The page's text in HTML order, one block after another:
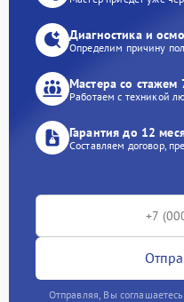
Диагностика и
Определим причину
Мастера со стажем
Работаем с техникой
Гарантия до 12
Составляем договор,
Отправляя, Вы